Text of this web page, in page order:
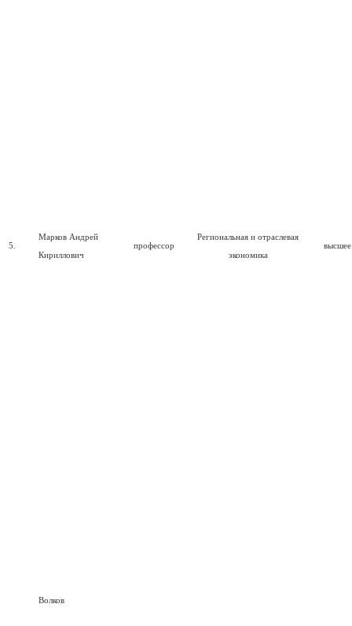
5.
Марков Андрей
Кириллович
профессор
Региональная и отраслевая
экономика
высшее
Волков